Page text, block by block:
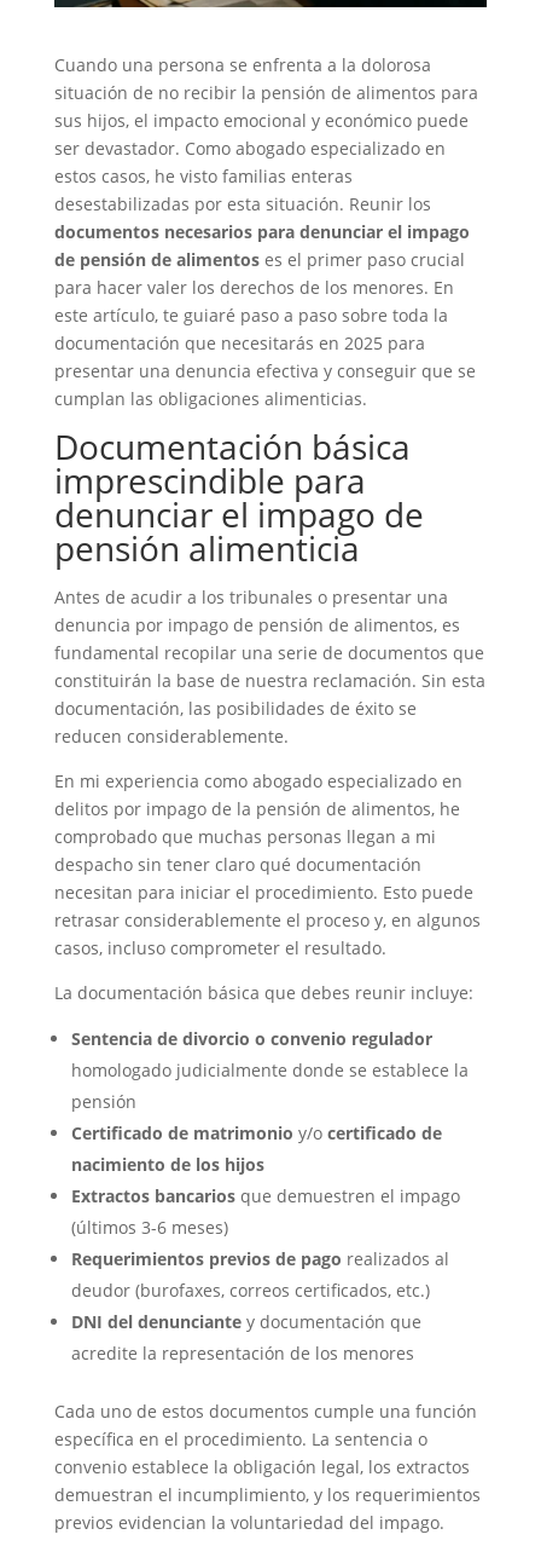
Cuando una persona se enfrenta a la dolorosa
situación de no recibir la pensión de alimentos para
sus hijos, el impacto emocional y económico puede
ser devastador. Como abogado especializado en
estos casos, he visto familias enteras
desestabilizadas por esta situación. Reunir los
documentos necesarios para denunciar el impago
de pensión de alimentoses el primer paso crucial
para hacer valer los derechos de los menores. En
este artículo, te guiaré paso a paso sobre toda la
documentación que necesitarás en 2025 para
presentar una denuncia efectiva y conseguir que se
cumplan las obligaciones alimenticias.
Documentación básica
imprescindible para
denunciar el impago de
pensión alimenticia
Antes de acudir a los tribunales o presentar una
denuncia por impago de pensión de alimentos, es
fundamental recopilar una serie de documentos que
constituirán la base de nuestra reclamación. Sin esta
documentación, las posibilidades de éxito se
reducen considerablemente.
En mi experiencia como abogado especializado en
delitos por impago de la pensión de alimentos, he
comprobado que muchas personas llegan a mi
despacho sin tener claro qué documentación
necesitan para iniciar el procedimiento. Esto puede
retrasar considerablemente el proceso y, en algunos
casos, incluso comprometer el resultado.
La documentación básica que debes reunir incluye:
Sentencia de divorcio o convenio regulador
homologado judicialmente donde se establece la
pensión
Certificado de matrimonio y/o certificado de
nacimiento de los hijos
Extractos bancariosque demuestren el impago
(últimos 3-6 meses)
Requerimientos previos de pago realizados al
deudor (burofaxes, correos certificados, etc.)
DNI del denunciantey documentación que
acredite la representación de los menores
Cada uno de estos documentos cumple una función
específica en el procedimiento. La sentencia o
convenio establece la obligación legal, los extractos
demuestran el incumplimiento, y los requerimientos
previos evidencian la voluntariedad del impago.